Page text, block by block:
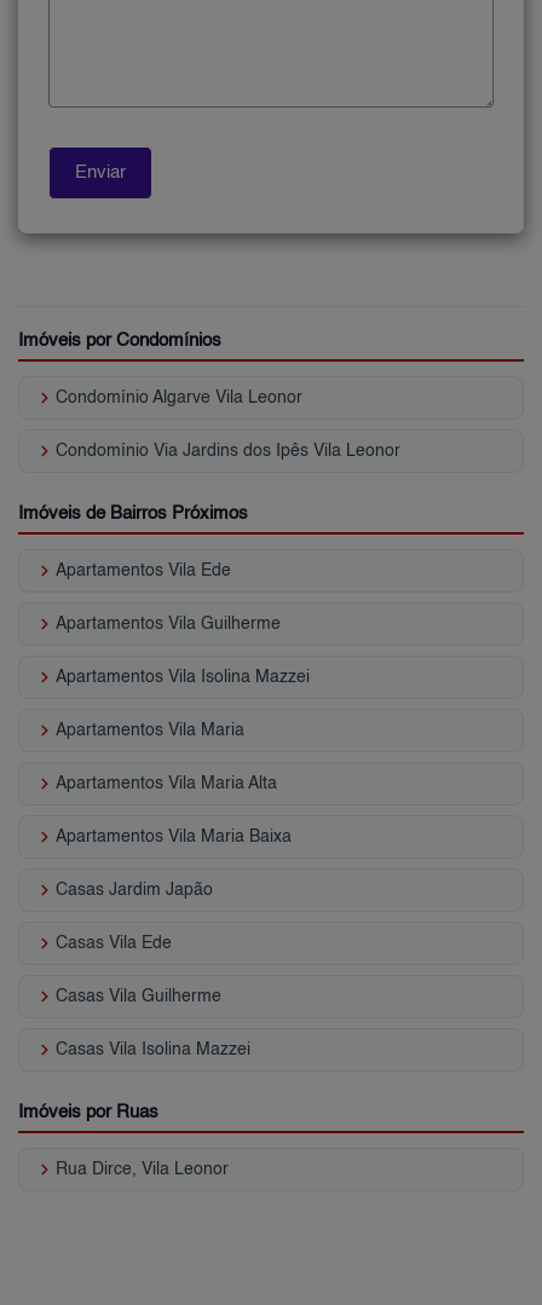
Imóveis por Condomínios
keyboard_arrow_right Condomínio Algarve Vila Leonor
keyboard_arrow_right Condomínio Via Jardins dos Ipês Vila Leonor
Imóveis de Bairros Próximos
keyboard_arrow_right Apartamentos Vila Ede
keyboard_arrow_right Apartamentos Vila Guilherme
keyboard_arrow_right Apartamentos Vila Isolina Mazzei
keyboard_arrow_right Apartamentos Vila Maria
keyboard_arrow_right Apartamentos Vila Maria Alta
keyboard_arrow_right Apartamentos Vila Maria Baixa
keyboard_arrow_right Casas Jardim Japão
keyboard_arrow_right Casas Vila Ede
keyboard_arrow_right Casas Vila Guilherme
keyboard_arrow_right Casas Vila Isolina Mazzei
Imóveis por Ruas
keyboard_arrow_right Rua Dirce, Vila Leonor